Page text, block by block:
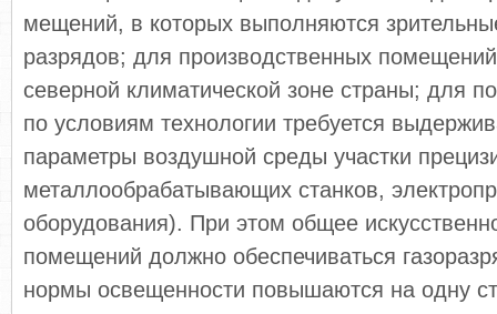
мещений, в которых выполняются
разрядов; для производственных
северной климати­ческой зоне страны; для
по условиям технологии требуется
параметры воздушной среды уча­стки
металлообрабатывающих станков,
оборудования). При этом общее
помещений должно обеспечиваться
нормы освещенности повышаются на одну